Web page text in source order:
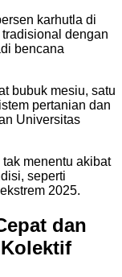
karhutla di
dengan
bencana
bubuk mesiu, satu
pertanian dan
Universitas
menentu akibat
seperti
2025.
dan